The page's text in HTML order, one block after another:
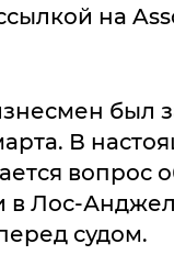
на
был
В
вопрос
в Лос-
судом.